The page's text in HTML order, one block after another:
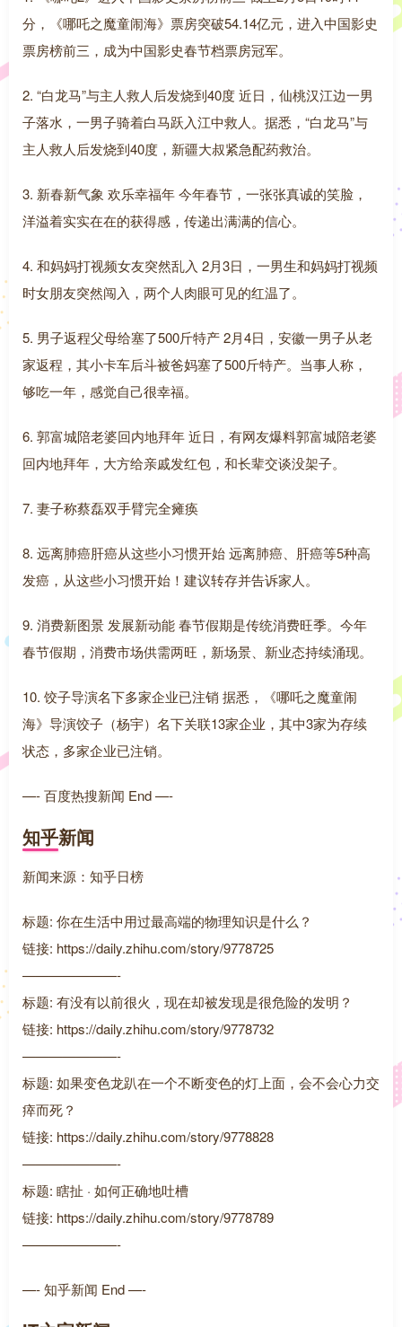
分，《哪吒之魔童闹海》票房突破54.14亿元，进入中国影史
票房榜前三，成为中国影史春节档票房冠军。
2. “白龙马”与主人救人后发烧到40度 近日，仙桃汉江边一男
子落水，一男子骑着白马跃入江中救人。据悉，“白龙马”与
主人救人后发烧到40度，新疆大叔紧急配药救治。
3. 新春新气象 欢乐幸福年 今年春节，一张张真诚的笑脸，
洋溢着实实在在的获得感，传递出满满的信心。
4. 和妈妈打视频女友突然乱入 2月3日，一男生和妈妈打视频
时女朋友突然闯入，两个人肉眼可见的红温了。
5. 男子返程父母给塞了500斤特产 2月4日，安徽一男子从老
家返程，其小卡车后斗被爸妈塞了500斤特产。当事人称，
够吃一年，感觉自己很幸福。
6. 郭富城陪老婆回内地拜年 近日，有网友爆料郭富城陪老婆
回内地拜年，大方给亲戚发红包，和长辈交谈没架子。
7. 妻子称蔡磊双手臂完全瘫痪
8. 远离肺癌肝癌从这些小习惯开始 远离肺癌、肝癌等5种高
发癌，从这些小习惯开始！建议转存并告诉家人。
9. 消费新图景 发展新动能 春节假期是传统消费旺季。今年
春节假期，消费市场供需两旺，新场景、新业态持续涌现。
10. 饺子导演名下多家企业已注销 据悉，《哪吒之魔童闹
海》导演饺子（杨宇）名下关联13家企业，其中3家为存续
状态，多家企业已注销。
—- 百度热搜新闻 End —-
知乎新闻
新闻来源：知乎日榜
标题: 你在生活中用过最高端的物理知识是什么？
链接: https://daily.zhihu.com/story/9778725
———————-
标题: 有没有以前很火，现在却被发现是很危险的发明？
链接: https://daily.zhihu.com/story/9778732
———————-
标题: 如果变色龙趴在一个不断变色的灯上面，会不会心力交
瘁而死？
链接: https://daily.zhihu.com/story/9778828
———————-
标题: 瞎扯 · 如何正确地吐槽
链接: https://daily.zhihu.com/story/9778789
———————-
—- 知乎新闻 End —-